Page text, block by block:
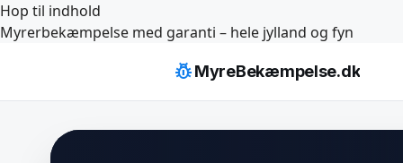
Hop til indhold
Myrerbekæmpelse med garanti – hele jylland og fyn
pest_controlMyreBekæmpelse.dk